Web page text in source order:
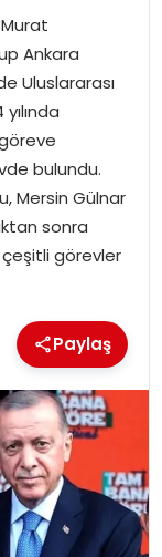
Ankara
Uluslararası
bulundu.
Mersin Gülnar
sonra
görevler
Paylaş